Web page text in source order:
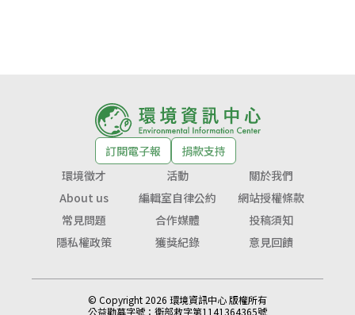
訂閱電子報
捐款支持
環境徵才
活動
關於我們
About us
編輯室自律公約
網站授權條款
常見問題
合作媒體
投稿須知
隱私權政策
獲獎紀錄 意見回饋
© Copyright 2026 環境資訊中心 版權所有
公益勸募字號： 衛部救字第1141364365號